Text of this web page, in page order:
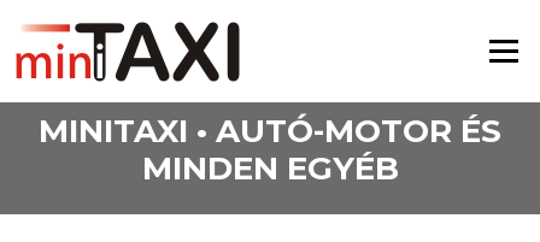
Menü
MINITAXI • AUTÓ-MOTOR ÉS
MINDEN EGYÉB